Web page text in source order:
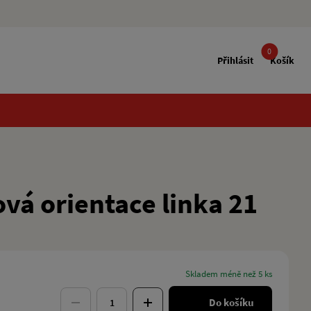
Přihlásit
0
Košík
orientace linka 21
skladem méně než 5 ks
Do košíku